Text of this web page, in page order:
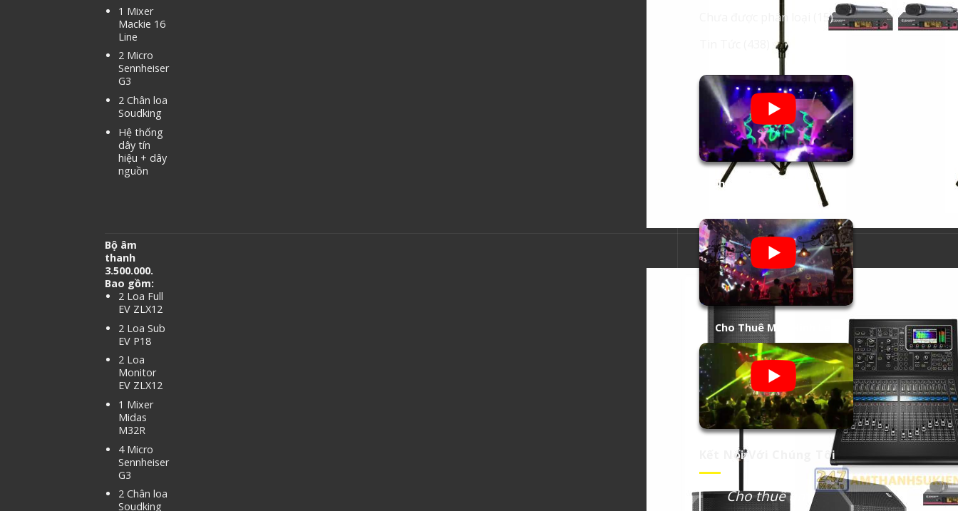
1 Mixer
Mackie 16
Line
2 Micro
Sennheiser
G3
2 Chân loa
Soudking
Hệ thống
dây tín
hiệu + dây
nguồn
Bộ âm
thanh
3.500.000.
Bao gồm:
2 Loa Full
EV ZLX12
2 Loa Sub
EV P18
2 Loa
Monitor
EV ZLX12
1 Mixer
Midas
M32R
4 Micro
Sennheiser
G3
2 Chân loa
Soudking
Chưa được phân loại
(15)
Cho Thuê Âm Thanh Ánh
Cho Thuê Màn Hình Led
Kết Nối Với Chúng Tôi
Cho thuê âm